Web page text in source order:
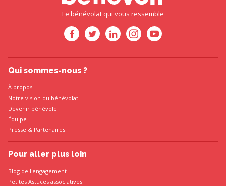
Le bénévolat qui vous ressemble
Qui sommes-nous ?
À propos
Notre vision du bénévolat
Devenir bénévole
Équipe
Presse & Partenaires
Pour aller plus loin
Blog de l'engagement
Petites Astuces associatives